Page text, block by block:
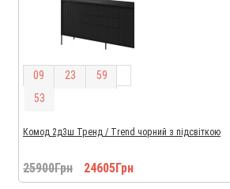
09 23 59
52
Комод 2д3ш Тренд / Trend чорний з підсвіткою
25900Грн 24605Грн